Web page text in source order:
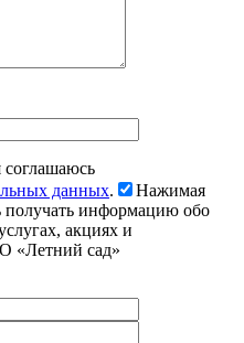
соглашаюсь
данных.
Нажимая
получать информацию обо
акциях и
«Летний сад»